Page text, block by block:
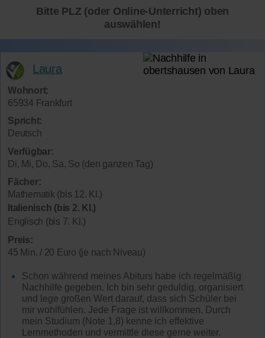
Bitte PLZ (oder Online-Unterricht) oben
auswählen!
Laura
Wohnort:
65934 Frankfurt
Spricht:
Deutsch
Verfügbar:
Di, Mi, Do, Sa, So (den ganzen Tag)
Fächer:
Mathematik (bis 12. Kl.)
Italienisch (bis 2. Kl.)
Englisch (bis 7. Kl.)
Preis:
45 Min. / 20 Euro (je nach Niveau)
Schon während meines Abiturs habe ich regelmäßig
Nachhilfe gegeben. Ich bin sehr geduldig, organisiert
und lege großen Wert darauf, dass sich Schüler bei
mir wohlfühlen. Jede Frage ist willkommen. Durch
mein Studium (Note 1,8) kenne ich effektive
Lernmethoden und vermittle diese gerne weiter.